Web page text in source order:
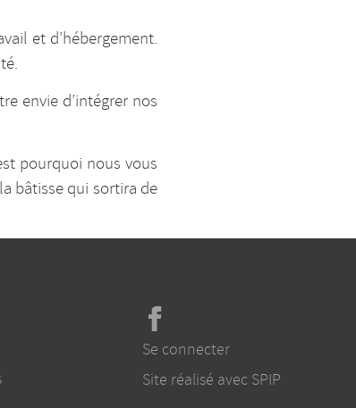
et d’hébergement.
envie d’intégrer nos
pourquoi nous vous
bâtisse qui sortira de
Se connecter
Site réalisé avec SPIP